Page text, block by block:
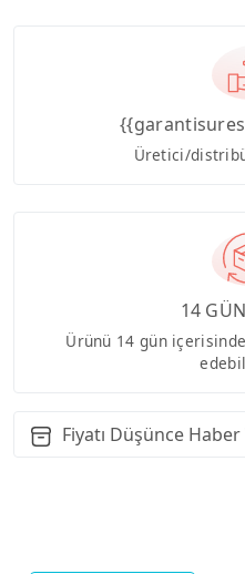
Üretici/
14
Ürünü 14 gün
Fiyatı Düşünce